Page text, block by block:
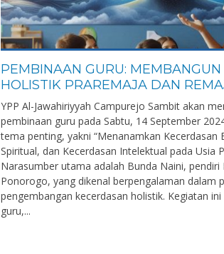
PEMBINAAN GURU: MEMBANGUN
HOLISTIK PRAREMAJA DAN
YPP Al-Jawahiriyyah Campurejo Sambit akan
pembinaan guru pada Sabtu, 14 September
tema penting, yakni “Menanamkan Kecerdasan
Spiritual, dan Kecerdasan Intelektual pada Usia
Narasumber utama adalah Bunda Naini, pendiri
Ponorogo, yang dikenal berpengalaman dalam
pengembangan kecerdasan holistik. Kegiatan
guru,...